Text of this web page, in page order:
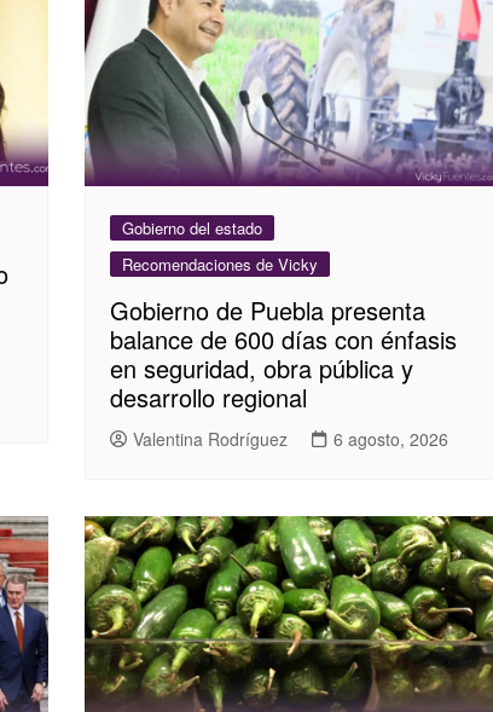
Gobierno del estado
Recomendaciones de Vicky
Gobierno de Puebla presenta
balance de 600 días con énfasis
en seguridad, obra pública y
desarrollo regional
Valentina Rodríguez 6 agosto, 2026